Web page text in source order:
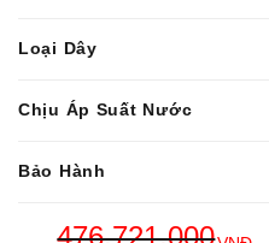
Loại Dây
Chịu Áp Suất Nước
Bảo Hành